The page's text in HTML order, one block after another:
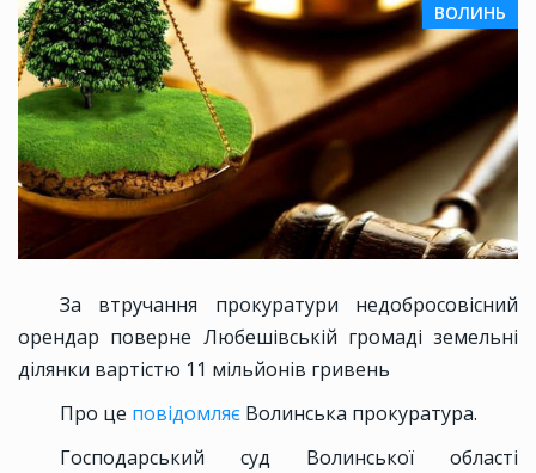
ВОЛИНЬ
За втручання прокуратури недобросовісний
орендар поверне Любешівській громаді земельні
ділянки вартістю 11 мільйонів гривень
Про це повідомляє Волинська прокуратура.
Господарський суд Волинської області